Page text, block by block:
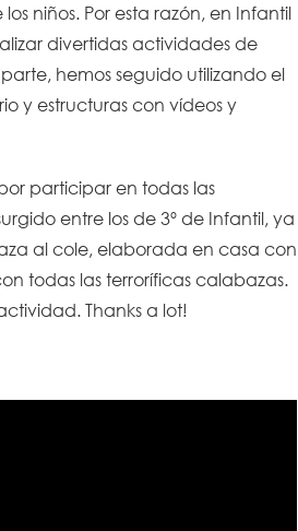
niños. Por esta razón, en Infantil
divertidas actividades de
hemos seguido utilizando el
y estructuras con vídeos y
participar en todas las
entre los de 3º de Infantil, ya
al cole, elaborada en casa con
todas las terroríficas calabazas.
Thanks a lot!